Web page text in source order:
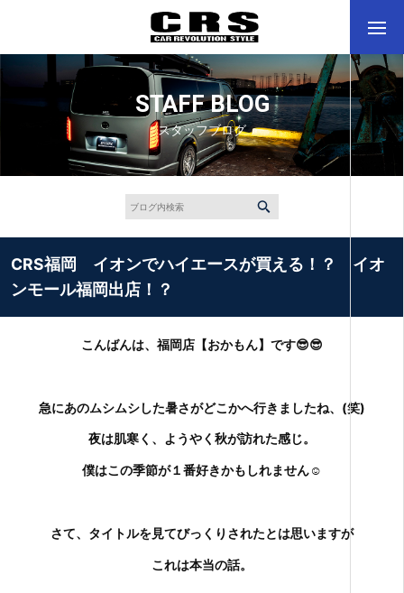
STAFF BLOG
スタッフブログ
CRS福岡 イオンでハイエースが買える！？ イオ
ンモール福岡出店！？
こんばんは、福岡店【おかもん】です😎😎
急にあのムシムシした暑さがどこかへ行きましたね、(笑)
夜は肌寒く、ようやく秋が訪れた感じ。
僕はこの季節が１番好きかもしれません☺
さて、タイトルを見てびっくりされたとは思いますが
これは本当の話。